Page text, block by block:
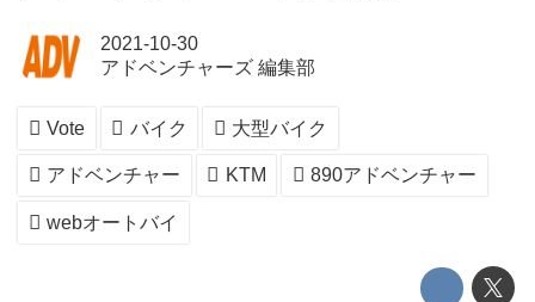
2021-10-30
アドベンチャーズ 編集部
Vote バイク 大型バイク
アドベンチャー KTM 890アドベンチャー
webオートバイ